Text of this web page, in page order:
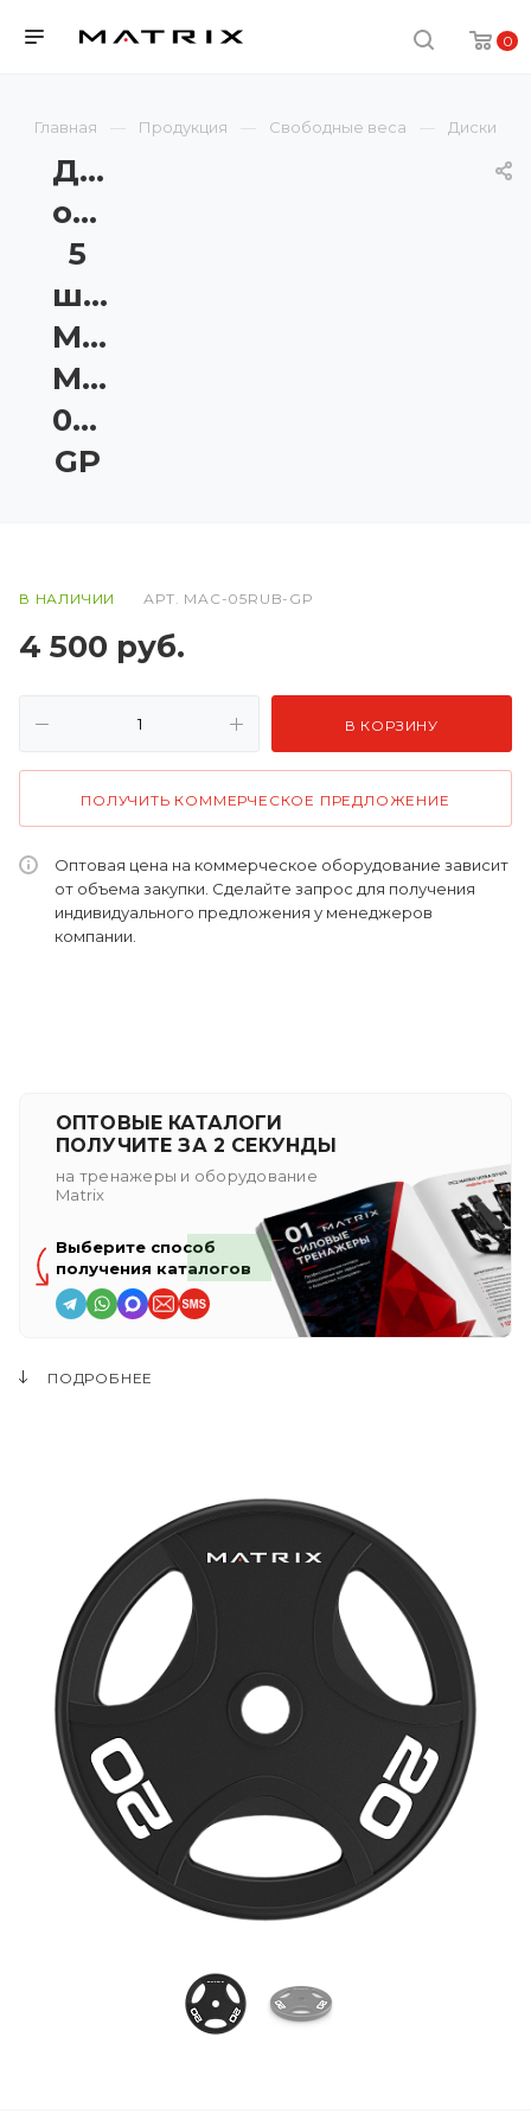
0
Главная Продукция Свободные веса Диски
Диск
обрезиненный
5
шт.
Matrix
MAC-
05RUB-
GP
В НАЛИЧИИ АРТ. MAC-05RUB-GP
4 500 руб.
В КОРЗИНУ
ПОЛУЧИТЬ КОММЕРЧЕСКОЕ ПРЕДЛОЖЕНИЕ
Оптовая цена на коммерческое оборудование зависит
от объема закупки. Сделайте запрос для получения
индивидуального предложения у менеджеров
компании.
ОПТОВЫЕ КАТАЛОГИ
ПОЛУЧИТЕ ЗА 2 СЕКУНДЫ
на тренажеры и оборудование
Matrix
Выберите способ
получения каталогов
ПОДРОБНЕЕ